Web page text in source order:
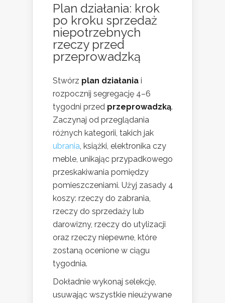
Plan działania: krok
po kroku sprzedaż
niepotrzebnych
rzeczy przed
przeprowadzką
Stwórz plan działania i
rozpocznij segregację 4–6
tygodni przed przeprowadzką.
Zaczynaj od przeglądania
różnych kategorii, takich jak
ubrania , książki, elektronika czy
meble, unikając przypadkowego
przeskakiwania pomiędzy
pomieszczeniami. Użyj zasady 4
koszy: rzeczy do zabrania,
rzeczy do sprzedaży lub
darowizny, rzeczy do utylizacji
oraz rzeczy niepewne, które
zostaną ocenione w ciągu
tygodnia.
Dokładnie wykonaj selekcję,
usuwając wszystkie nieużywane